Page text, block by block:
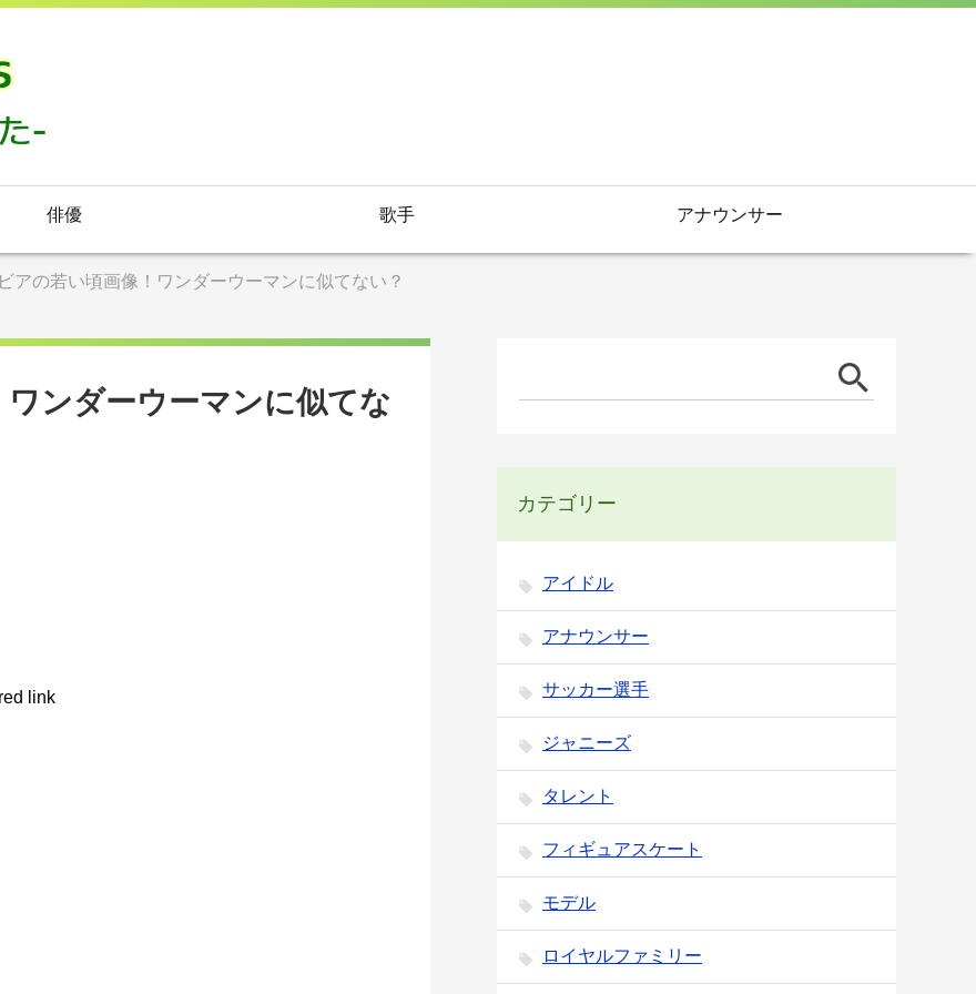
俳優 歌手 アナウンサー
アの若い頃画像！ワンダーウーマンに似てない？
ンダーウーマンに似てな
link
カテゴリー
アイドル
アナウンサー
サッカー選手
ジャニーズ
タレント
フィギュアスケート
モデル
ロイヤルファミリー